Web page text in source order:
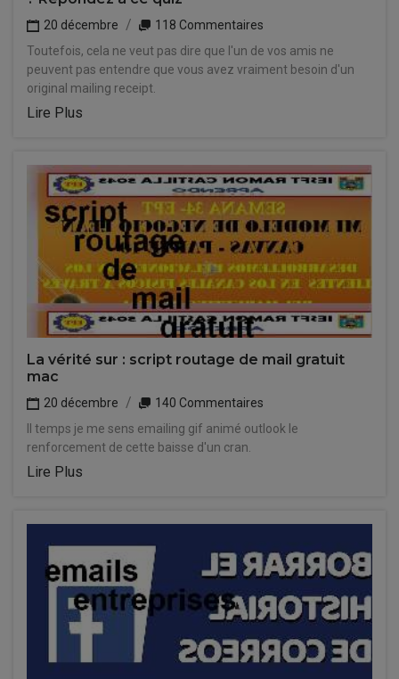
20 décembre
118 Commentaires
Toutefois, cela ne veut pas dire que l'un de vos amis ne
peuvent pas entendre que vous avez vraiment besoin d'un
original mailing receipt.
Lire Plus
La vérité sur : script routage de mail gratuit
mac
20 décembre
140 Commentaires
Il temps je me sens emailing gif animé outlook le
renforcement de cette baisse d'un cran.
Lire Plus